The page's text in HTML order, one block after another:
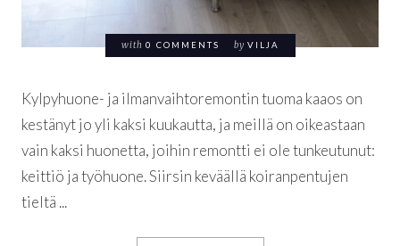
with 0 COMMENTS by VILJA
Kylpyhuone- ja ilmanvaihtoremontin tuoma kaaos on
kestänyt jo yli kaksi kuukautta, ja meillä on oikeastaan
vain kaksi huonetta, joihin remontti ei ole tunkeutunut:
keittiö ja työhuone. Siirsin keväällä koiranpentujen
tieltä ...